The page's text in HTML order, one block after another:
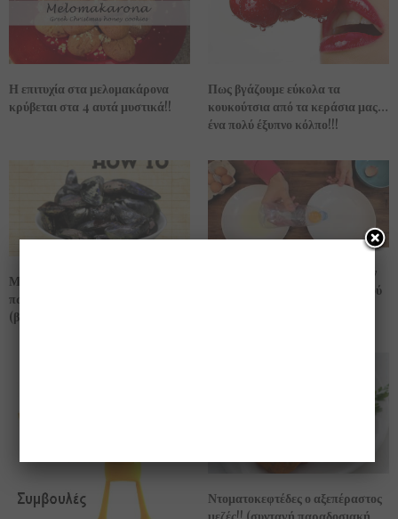
Η επιτυχία στα μελομακάρονα
κρύβεται στα 4 αυτά μυστικά!!
Πως βγάζουμε εύκολα τα
κουκούτσια από τα κεράσια μας…
ένα πολύ έξυπνο κόλπο!!!
Μαγειρικά μυστικά του Άκη….
πως καθαρίζουμε τα μύδια
(βίντεο)
ΕΞΥΠΝΟ ΚΟΛΠΟ: Χώρισε τον
κρόκο από το ασπράδι του αβγού
Ντοματοκεφτέδες ο αξεπέραστος